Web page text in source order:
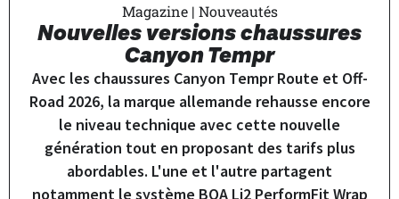
Magazine| Nouveautés
Nouvelles versions chaussures
Canyon Tempr
Avec les chaussures Canyon Tempr Route et Off-
Road 2026, la marque allemande rehausse encore
le niveau technique avec cette nouvelle
génération tout en proposant des tarifs plus
abordables. L'une et l'autre partagent
notamment le système BOA Li2 PerformFit Wrap